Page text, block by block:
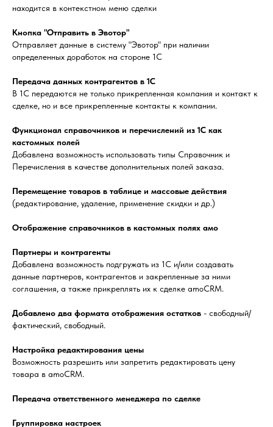
находится в контекстном меню сделки
Кнопка "Отправить в Эвотор"
Отправляет данные в систему "Эвотор" при наличии
определенных доработок на стороне 1С
Передача данных контрагентов в 1С
В 1С передаются не только прикрепленная компания и контакт к
сделке, но и все прикрепленные контакты к компании.
Функционал справочников и перечислений из 1С как
кастомных полей
Добавлена возможность использовать типы Справочник и
Перечисления в качестве дополнительных полей заказа.
Перемещение товаров в таблице и массовые действия
(редактирование, удаление, применение скидки и др.)
Отображение справочников в кастомных полях амо
Партнеры и контрагенты
Добавлена возможность подгружать из 1С и/или создавать
данные партнеров, контрагентов и закрепленные за ними
соглашения, а также прикреплять их к сделке amoCRM.
Добавлено два формата отображения остатков - свободный/
фактический, свободный.
Настройка редактирования цены
Возможность разрешить или запретить редактировать цену
товара в amoCRM.
Передача ответственного менеджера по сделке
Группировка настроек